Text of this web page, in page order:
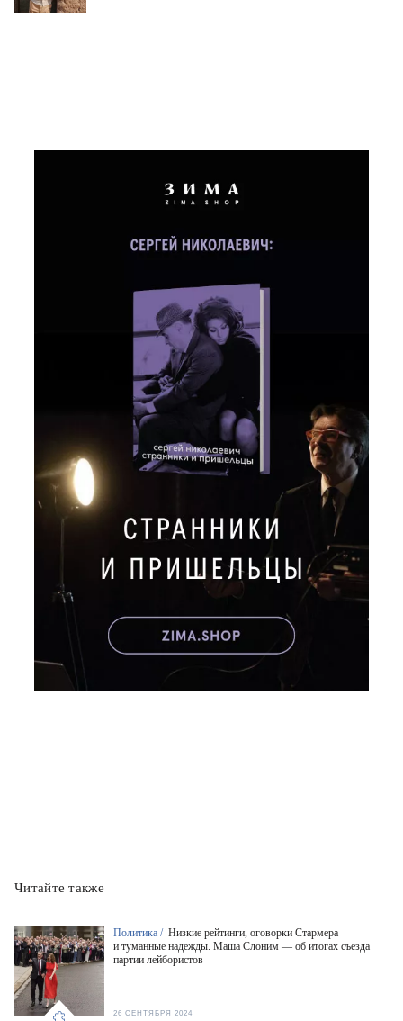
Читайте также
Политика / Низкие рейтинги, оговорки Стармера
и туманные надежды. Маша Слоним — об итогах съезда
партии лейбористов
26 СЕНТЯБРЯ 2024